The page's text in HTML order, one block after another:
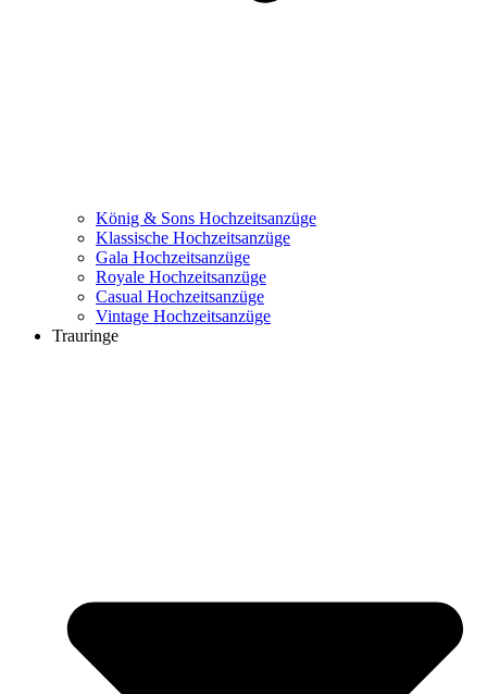
König & Sons Hochzeitsanzüge
Klassische Hochzeitsanzüge
Gala Hochzeitsanzüge
Royale Hochzeitsanzüge
Casual Hochzeitsanzüge
Vintage Hochzeitsanzüge
Trauringe